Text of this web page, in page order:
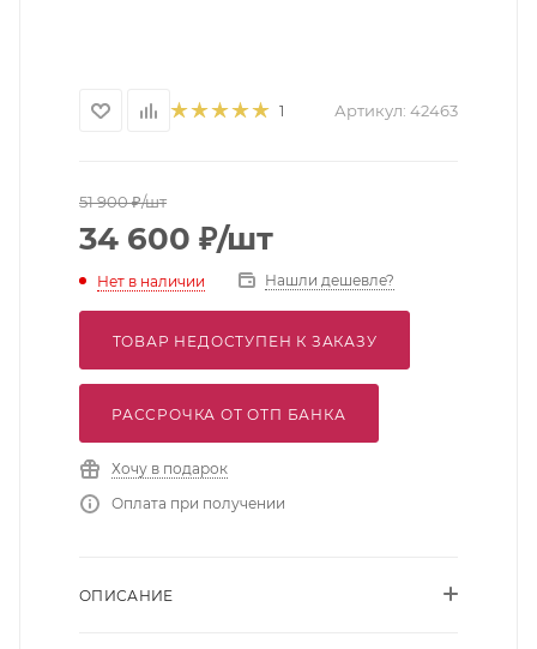
1 Артикул: 42463
51 900₽/шт
34 600 ₽/шт
Нет в наличии Нашли дешевле?
ТОВАР НЕДОСТУПЕН К ЗАКАЗУ
РАССРОЧКА ОТ ОТП БАНКА
Хочу в подарок
Оплата при получении
ОПИСАНИЕ